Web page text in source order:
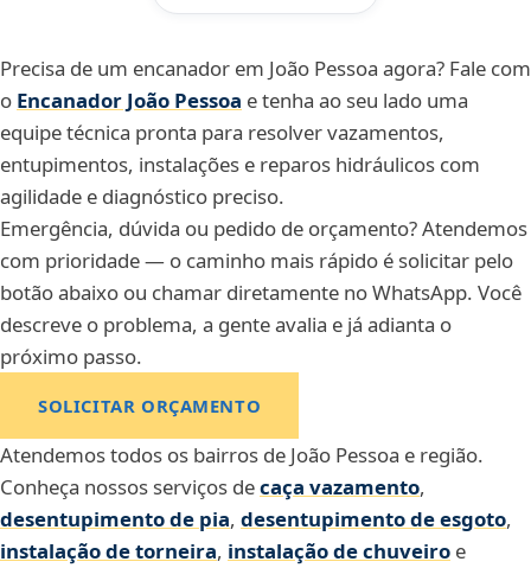
Precisa de um encanador em João Pessoa agora? Fale com
o Encanador João Pessoa e tenha ao seu lado uma
equipe técnica pronta para resolver vazamentos,
entupimentos, instalações e reparos hidráulicos com
agilidade e diagnóstico preciso.
Emergência, dúvida ou pedido de orçamento? Atendemos
com prioridade — o caminho mais rápido é solicitar pelo
botão abaixo ou chamar diretamente no WhatsApp. Você
descreve o problema, a gente avalia e já adianta o
próximo passo.
SOLICITAR ORÇAMENTO
Atendemos todos os bairros de João Pessoa e região.
Conheça nossos serviços decaça vazamento,
desentupimento de pia, desentupimento de esgoto,
instalação de torneira, instalação de chuveiro e